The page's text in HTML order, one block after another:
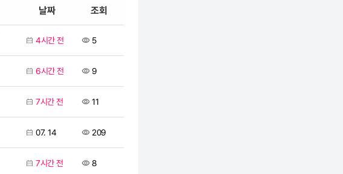
날짜 조회
4시간 전 5
6시간 전 9
7시간 전 11
07. 14 209
7시간 전 8